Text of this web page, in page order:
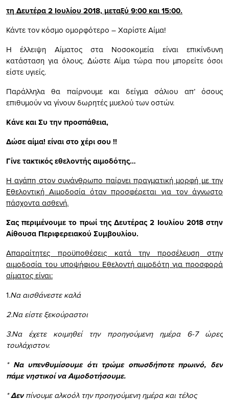
τη Δευτέρα 2 Ιουλίου 2018, μεταξύ 9:00 και 15:00.
Κάντε τον κόσμο ομορφότερο – Χαρίστε Αίμα!
Η έλλειψη Αίματος στα Νοσοκομεία είναι επικίνδυνη
κατάσταση για όλους. Δώστε Αίμα τώρα που μπορείτε όσοι
είστε υγιείς.
Παράλληλα θα παίρνουμε και δείγμα σάλιου απ’ όσους
επιθυμούν να γίνουν δωρητές μυελού των οστών.
Κάνε και Συ την προσπάθεια,
Δώσε αίμα! είναι στο χέρι σου !!
Γίνε τακτικός εθελοντής αιμοδότης…
Η αγάπη στον συνάνθρωπο παίρνει πραγματική μορφή με την
Εθελοντική Αιμοδοσία όταν προσφέρεται για τον άγνωστο
πάσχοντα ασθενή.
Σας περιμένουμε το πρωί τηςΔευτέρας 2 Ιουλίου 2018 στην
Αίθουσα Περιφερειακού Συμβουλίου.
Απαραίτητες προϋποθέσεις κατά την προσέλευση στην
αιμοδοσία του υποψήφιου Εθελοντή αιμοδότη για προσφορά
αίματος είναι:
1.Να αισθάνεστε καλά
2.Να είστε ξεκούραστοι
3.Να έχετε κοιμηθεί την προηγούμενη ημέρα 6-7 ώρες
τουλάχιστον.
* Να υπενθυμίσουμε ότι τρώμε οπωσδήποτε πρωινό, δεν
πάμε νηστικοί να Αιμοδοτήσουμε.
*Δενπίνουμε αλκοόλ την προηγούμενη ημέρα και τέλος